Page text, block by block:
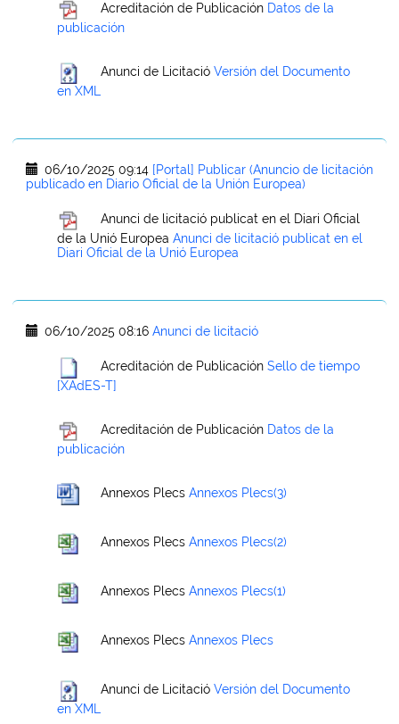
Acreditación de Publicación Datos de la
publicación
Anunci de Licitació Versión del Documento
en XML
06/10/2025 09:14 [Portal] Publicar (Anuncio de licitación
publicado en Diario Oficial de la Unión Europea)
Anunci de licitació publicat en el Diari Oficial
de la Unió Europea Anunci de licitació publicat en el
Diari Oficial de la Unió Europea
06/10/2025 08:16 Anunci de licitació
Acreditación de Publicación Sello de tiempo
[XAdES-T]
Acreditación de Publicación Datos de la
publicación
Annexos Plecs Annexos Plecs(3)
Annexos Plecs Annexos Plecs(2)
Annexos Plecs Annexos Plecs(1)
Annexos Plecs Annexos Plecs
Anunci de Licitació Versión del Documento
en XML